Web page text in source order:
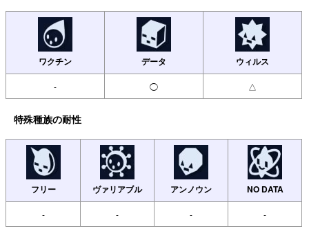
ワクチン データ ウィルス
- ◯ △
特殊種族の耐性
フリー ヴァリアブル アンノウン NO DATA
- - - -